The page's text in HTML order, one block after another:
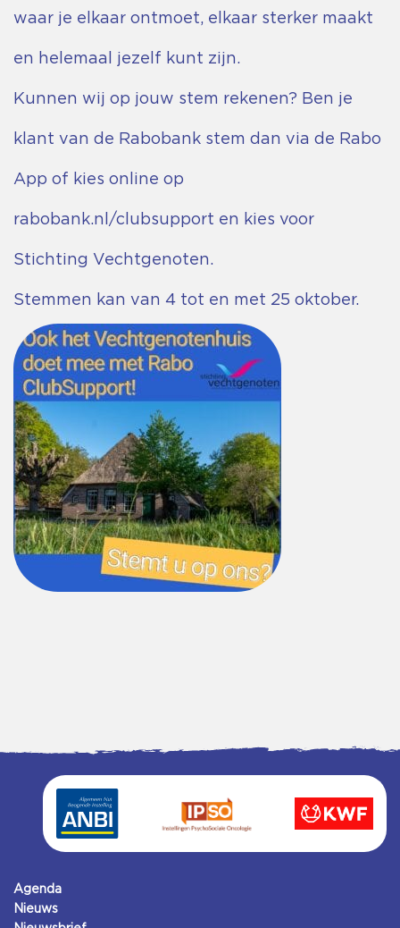
waar je elkaar ontmoet, elkaar sterker maakt
en helemaal jezelf kunt zijn.
Kunnen wij op jouw stem rekenen? Ben je
klant van de Rabobank stem dan via de Rabo
App of kies online op
rabobank.nl/clubsupport en kies voor
Stichting Vechtgenoten.
Stemmen kan van 4 tot en met 25 oktober.
Agenda
Nieuws